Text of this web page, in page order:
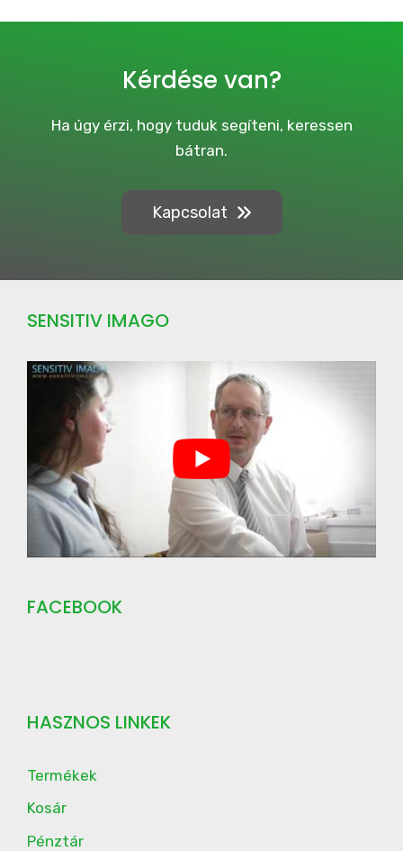
e
Kérdése van?
Ha úgy érzi, hogy tuduk segíteni, keressen
bátran.
Kapcsolat
SENSITIV IMAGO
FACEBOOK
HASZNOS LINKEK
Termékek
Kosár
Pénztár